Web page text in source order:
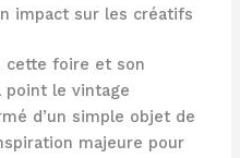
impact sur les créatifs
cette foire et son
point le vintage
d’un simple objet de
majeure pour